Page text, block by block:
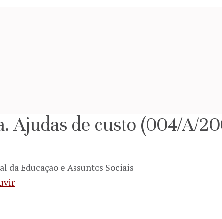
Ajudas de custo (004/A/
da Educação e Assuntos Sociais